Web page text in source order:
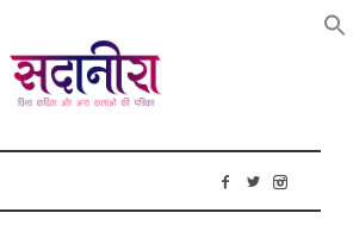
सदानीरा